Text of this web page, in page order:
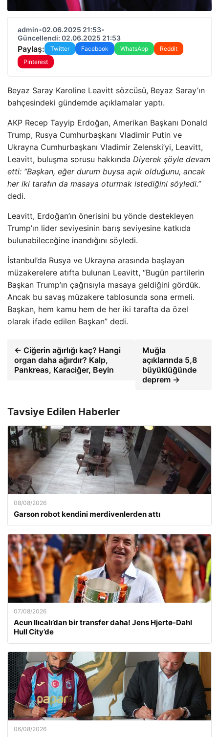
admin•02.06.2025 21:53•
Güncellendi: 02.06.2025 21:53
Paylaş: Twitter Facebook WhatsApp
Reddit
Pinterest
Beyaz Saray Karoline Leavitt sözcüsü, Beyaz Saray’ın
bahçesindeki gündemde açıklamalar yaptı.
AKP Recep Tayyip Erdoğan, Amerikan Başkanı Donald
Trump, Rusya Cumhurbaşkanı Vladimir Putin ve
Ukrayna Cumhurbaşkanı Vladimir Zelenski’yi, Leavitt,
Leavitt, buluşma sorusu hakkında Diyerek şöyle devam
etti: “Başkan, eğer durum buysa açık olduğunu, ancak
her iki tarafın da masaya oturmak istediğini söyledi.”
dedi.
Leavitt, Erdoğan’ın önerisini bu yönde destekleyen
Trump’ın lider seviyesinin barış seviyesine katkıda
bulunabileceğine inandığını söyledi.
İstanbul’da Rusya ve Ukrayna arasında başlayan
müzakerelere atıfta bulunan Leavitt, “Bugün partilerin
Başkan Trump’ın çağrısıyla masaya geldiğini gördük.
Ancak bu savaş müzakere tablosunda sona ermeli.
Başkan, hem kamu hem de her iki tarafta da özel
olarak ifade edilen Başkan” dedi.
← Ciğerin ağırlığı kaç? Hangi
organ daha ağırdır? Kalp,
Pankreas, Karaciğer, Beyin
Muğla
açıklarında 5,8
büyüklüğünde
deprem →
Tavsiye Edilen Haberler
08/08/2026
Garson robot kendini merdivenlerden attı
07/08/2026
Acun Ilıcalı’dan bir transfer daha! Jens Hjertø-Dahl
Hull City’de
06/08/2026